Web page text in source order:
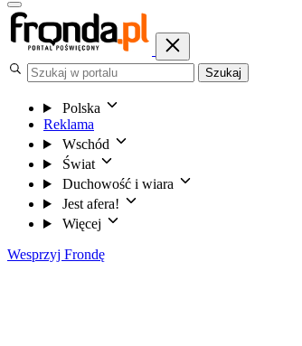
Szukaj
Polska
Reklama
Wschód
Świat
Duchowość i wiara
Jest afera!
Więcej
Wesprzyj Frondę